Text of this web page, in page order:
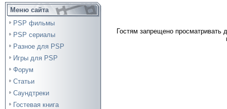
Меню сайта
PSP фильмы
PSP сериалы
Разное для PSP
Игры для PSP
Форум
Статьи
Саундтреки
Гостевая книга
Гостям запрещено просматривать